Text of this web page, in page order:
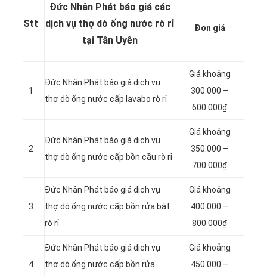
Stt
Đức Nhân Phát báo giá các
dịch vụ thợ dò ống nước rò rỉ
tại Tân Uyên
Đơn giá
1
Đức Nhân Phát báo giá dịch vụ
thợ dò ống nước cấp lavabo rò rỉ
Giá khoảng
300.000 –
600.000₫
2
Đức Nhân Phát báo giá dịch vụ
thợ dò ống nước cấp bồn cầu rò rỉ
Giá khoảng
350.000 –
700.000₫
3
Đức Nhân Phát báo giá dịch vụ
thợ dò ống nước cấp bồn rửa bát
rò rỉ
Giá khoảng
400.000 –
800.000₫
4
Đức Nhân Phát báo giá dịch vụ
thợ dò ống nước cấp bồn rửa
Giá khoảng
450.000 –